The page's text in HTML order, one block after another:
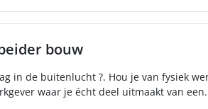
bouw
in de buitenlucht ?. Hou je van fysiek
waar je écht deel uitmaakt van